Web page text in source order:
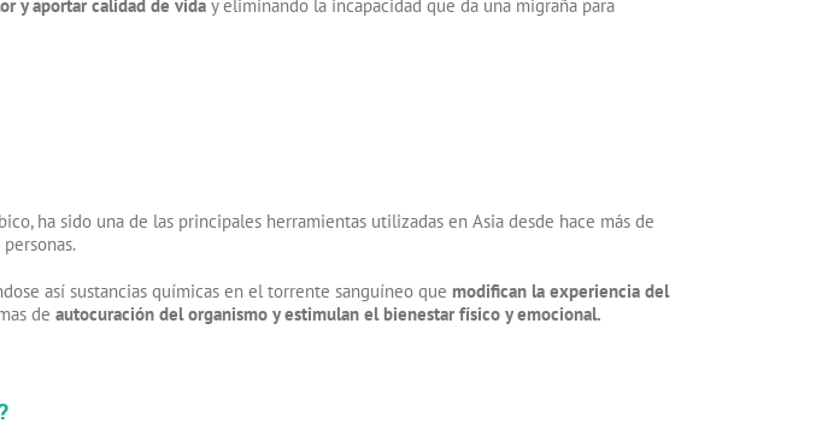
y aportar calidad de vida y eliminando la incapacidad que da una migraña para
ha sido una de las principales herramientas utilizadas en Asia desde hace más de
así sustancias químicas en el torrente sanguíneo que modifican la experiencia del
de autocuración del organismo y estimulan el bienestar físico y emocional.